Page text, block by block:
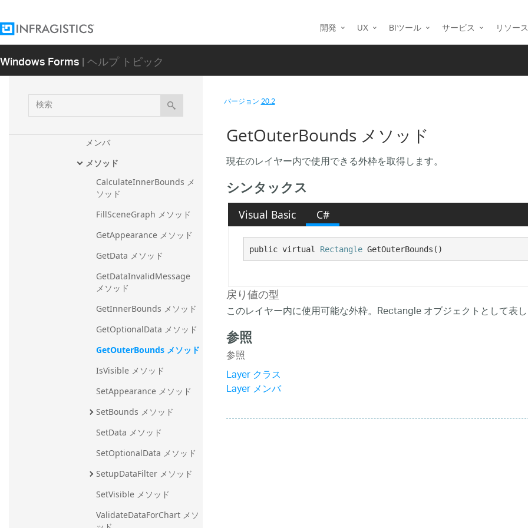
開発 UX BIツール サービス リソース
Windows Forms| ヘルプ トピック
検
索
IconLegendLayer
メンバ
メソッド
CalculateInnerBounds メ
ソッド
FillSceneGraph メソッド
GetAppearance メソッド
GetData メソッド
GetDataInvalidMessage
メソッド
GetInnerBounds メソッド
GetOptionalData メソッド
GetOuterBounds メソッド
IsVisible メソッド
SetAppearance メソッド
SetBounds メソッド
SetData メソッド
SetOptionalData メソッド
SetupDataFilter メソッド
SetVisible メソッド
ValidateDataForChart メソ
バージョン20.2
GetOuterBounds メソッド
現在のレイヤー内で使用できる外枠を取得します。
シンタックス
Visual Basic C#
public virtual Rectangle GetOuterBounds()
戻り値の型
このレイヤー内に使用可能な外枠。Rectangle オブジェクトとして表
参照
参照
Layer クラス
Layer メンバ